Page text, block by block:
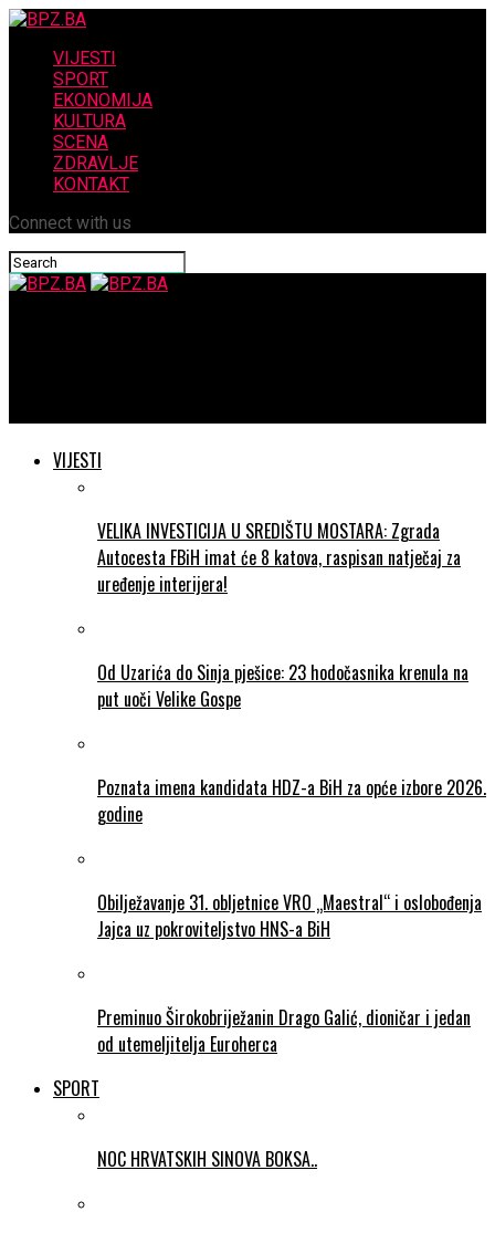
VIJESTI
SPORT
EKONOMIJA
KULTURA
SCENA
ZDRAVLJE
KONTAKT
Connect with us
VIJESTI
VELIKA INVESTICIJA U SREDIŠTU MOSTARA: Zgrada
Autocesta FBiH imat će 8 katova, raspisan natječaj za
uređenje interijera!
Od Uzarića do Sinja pješice: 23 hodočasnika krenula na
put uoči Velike Gospe
Poznata imena kandidata HDZ-a BiH za opće izbore 2026.
godine
Obilježavanje 31. obljetnice VRO „Maestral“ i oslobođenja
Jajca uz pokroviteljstvo HNS-a BiH
Preminuo Širokobriježanin Drago Galić, dioničar i jedan
od utemeljitelja Euroherca
SPORT
NOC HRVATSKIH SINOVA BOKSA..